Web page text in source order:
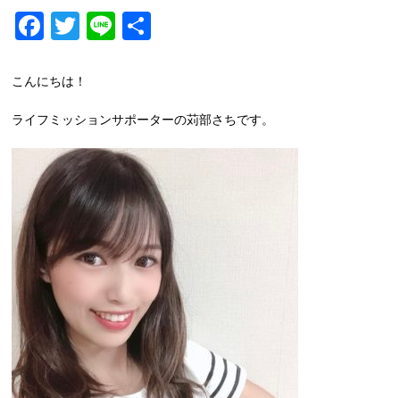
Facebook
Twitter
Line
こんにちは！
ライフミッションサポーターの苅部さちです。